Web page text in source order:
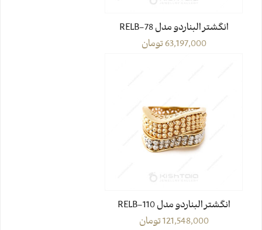
انگشتر البناردو مدل RELB-78
63,197,000تومان
انگشتر البناردو مدل RELB-110
121,548,000تومان